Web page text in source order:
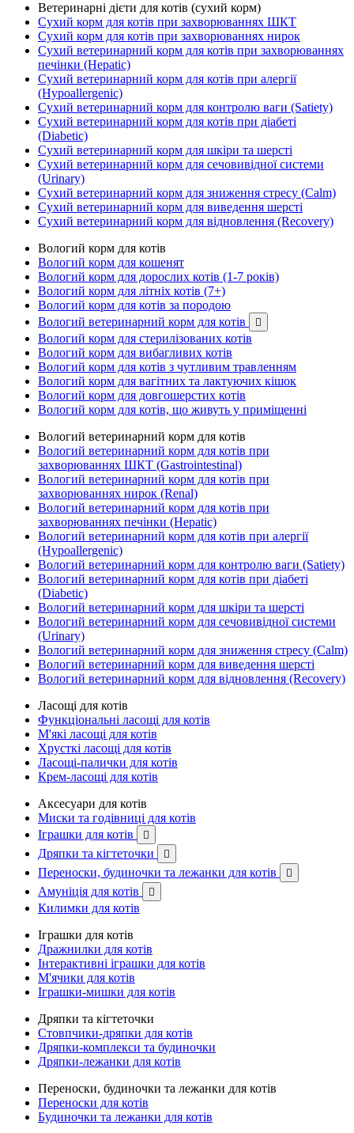
Ветеринарні дієти для котів (сухий корм)
Сухий корм для котів при захворюваннях ШКТ
Сухий корм для котів при захворюваннях нирок
Сухий ветеринарний корм для котів при захворюваннях
печінки (Hepatic)
Сухий ветеринарний корм для котів при алергії
(Hypoallergenic)
Сухий ветеринарний корм для контролю ваги (Satiety)
Сухий ветеринарний корм для котів при діабеті
(Diabetic)
Сухий ветеринарний корм для шкіри та шерсті
Сухий ветеринарний корм для сечовивідної системи
(Urinary)
Сухий ветеринарний корм для зниження стресу (Calm)
Сухий ветеринарний корм для виведення шерсті
Сухий ветеринарний корм для відновлення (Recovery)
Вологий корм для котів
Вологий корм для кошенят
Вологий корм для дорослих котів (1-7 років)
Вологий корм для літніх котів (7+)
Вологий корм для котів за породою
Вологий ветеринарний корм для котів

Вологий корм для стерилізованих котів
Вологий корм для вибагливих котів
Вологий корм для котів з чутливим травленням
Вологий корм для вагітних та лактуючих кішок
Вологий корм для довгошерстих котів
Вологий корм для котів, що живуть у приміщенні
Вологий ветеринарний корм для котів
Вологий ветеринарний корм для котів при
захворюваннях ШКТ (Gastrointestinal)
Вологий ветеринарний корм для котів при
захворюваннях нирок (Renal)
Вологий ветеринарний корм для котів при
захворюваннях печінки (Hepatic)
Вологий ветеринарний корм для котів при алергії
(Hypoallergenic)
Вологий ветеринарний корм для контролю ваги (Satiety)
Вологий ветеринарний корм для котів при діабеті
(Diabetic)
Вологий ветеринарний корм для шкіри та шерсті
Вологий ветеринарний корм для сечовивідної системи
(Urinary)
Вологий ветеринарний корм для зниження стресу (Calm)
Вологий ветеринарний корм для виведення шерсті
Вологий ветеринарний корм для відновлення (Recovery)
Ласощі для котів
Функціональні ласощі для котів
М'які ласощі для котів
Хрусткі ласощі для котів
Ласощі-палички для котів
Крем-ласощі для котів
Аксесуари для котів
Миски та годівниці для котів
Іграшки для котів

Дряпки та кігтеточки 
Переноски, будиночки та лежанки для котів 
Амуніція для котів 
Килимки для котів
Іграшки для котів
Дражнилки для котів
Інтерактивні іграшки для котів
М'ячики для котів
Іграшки-мишки для котів
Дряпки та кігтеточки
Стовпчики-дряпки для котів
Дряпки-комплекси та будиночки
Дряпки-лежанки для котів
Переноски, будиночки та лежанки для котів
Переноски для котів
Будиночки та лежанки для котів